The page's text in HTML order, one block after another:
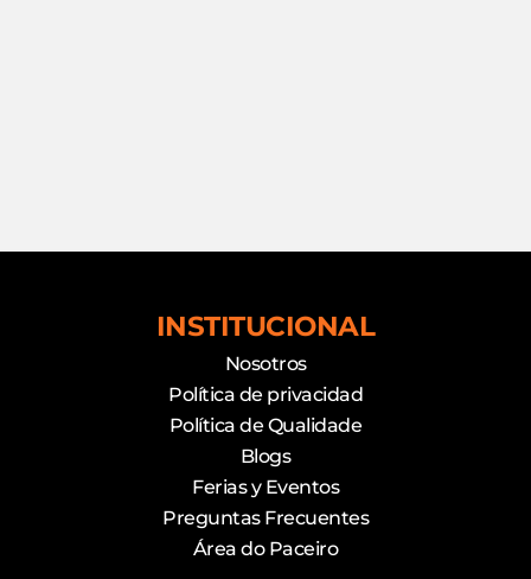
INSTITUCIONAL
Nosotros
Política de privacidad
Política de Qualidade
Blogs
Ferias y Eventos
Preguntas Frecuentes
Área do Paceiro